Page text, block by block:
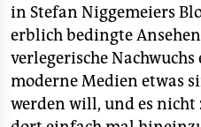
in Stefan Niggemeiers
erblich bedingte
verlegerische
moderne Medien etwas
werden will, und es